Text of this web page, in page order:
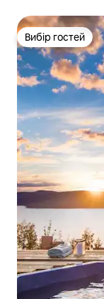
Вибір гостей
Вибір гостей